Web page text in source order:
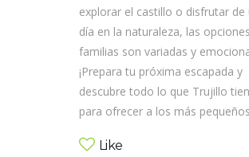
explorar el castillo o disfrutar de
día en la naturaleza, las
familias son variadas y
¡Prepara tu próxima escapada y
descubre todo lo que Trujillo
para ofrecer a los más
Like